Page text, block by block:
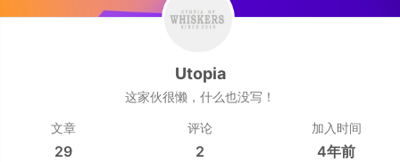
Utopia
这家伙很懒，什么也没写！
文章
29
评论
2
加入时间
4年前